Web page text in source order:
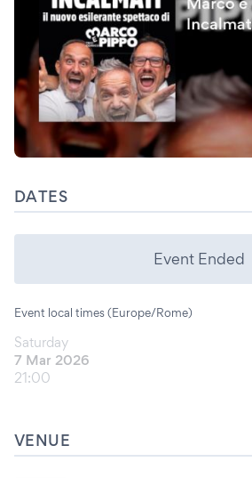
DATES
Event Ended
Event local times (Europe/Rome)
Saturday
7 Mar 2026
21:00
VENUE